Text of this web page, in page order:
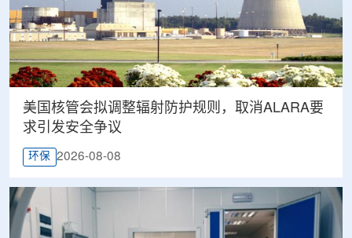
美国核管会拟调整辐射防护规则，取消ALARA要
求引发安全争议
环保 2026-08-08